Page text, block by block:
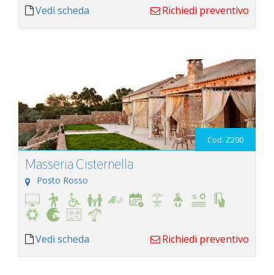
Vedi scheda Richiedi preventivo
Cod. Z200
Masseria Cisternella
Posto Rosso
Vedi scheda Richiedi preventivo